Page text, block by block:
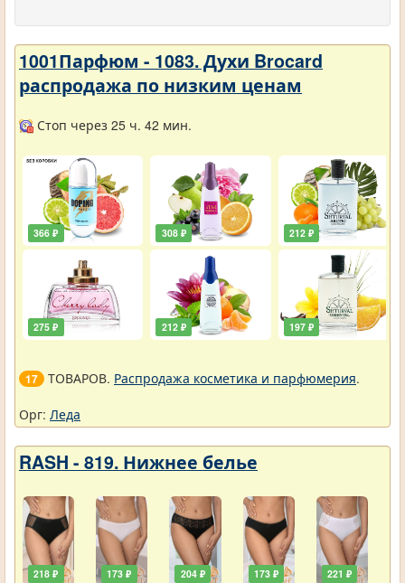
1001Парфюм - 1083. Духи Brocard
распродажа по низким ценам
Стоп через 25 ч. 42 мин.
366 ₽
275 ₽
308 ₽
212 ₽
212 ₽
197 ₽
17 ТОВАРОВ. Распродажа косметика и парфюмерия.
Орг: Леда
RASH - 819. Нижнее белье
218 ₽ 173 ₽ 204 ₽ 173 ₽ 221 ₽